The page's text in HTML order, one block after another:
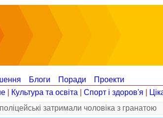
Блоги Поради
Проекти
Культура та освіта Спорт і здоров'я
затримали чоловіка з гранатою